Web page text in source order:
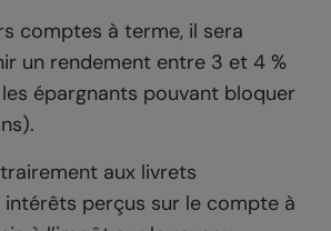
comptes à terme, il sera
un rendement entre 3 et 4 %
épargnants pouvant bloquer
aux livrets
intérêts perçus sur le compte à